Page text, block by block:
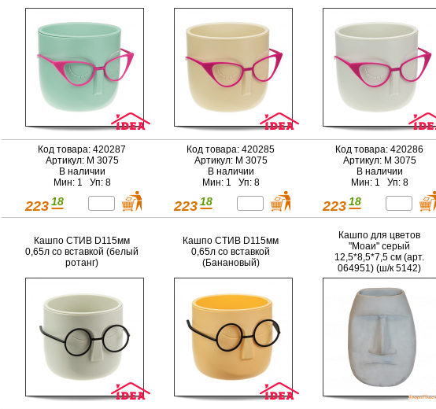
Код товара: 420287
Артикул: М 3075
В наличии
Мин: 1 Уп: 8
223 18
Код товара: 420285
Артикул: М 3075
В наличии
Мин: 1 Уп: 8
223 18
Код товара: 420286
Артикул: М 3075
В наличии
Мин: 1 Уп: 8
223 18
Кашпо СТИВ D115мм
0,65л со вставкой (белый
ротанг)
Кашпо СТИВ D115мм
0,65л со вставкой
(Банановый)
Кашпо для цветов
"Моаи" серый
12,5*8,5*7,5 см (арт.
064951) (ш/к 5142)